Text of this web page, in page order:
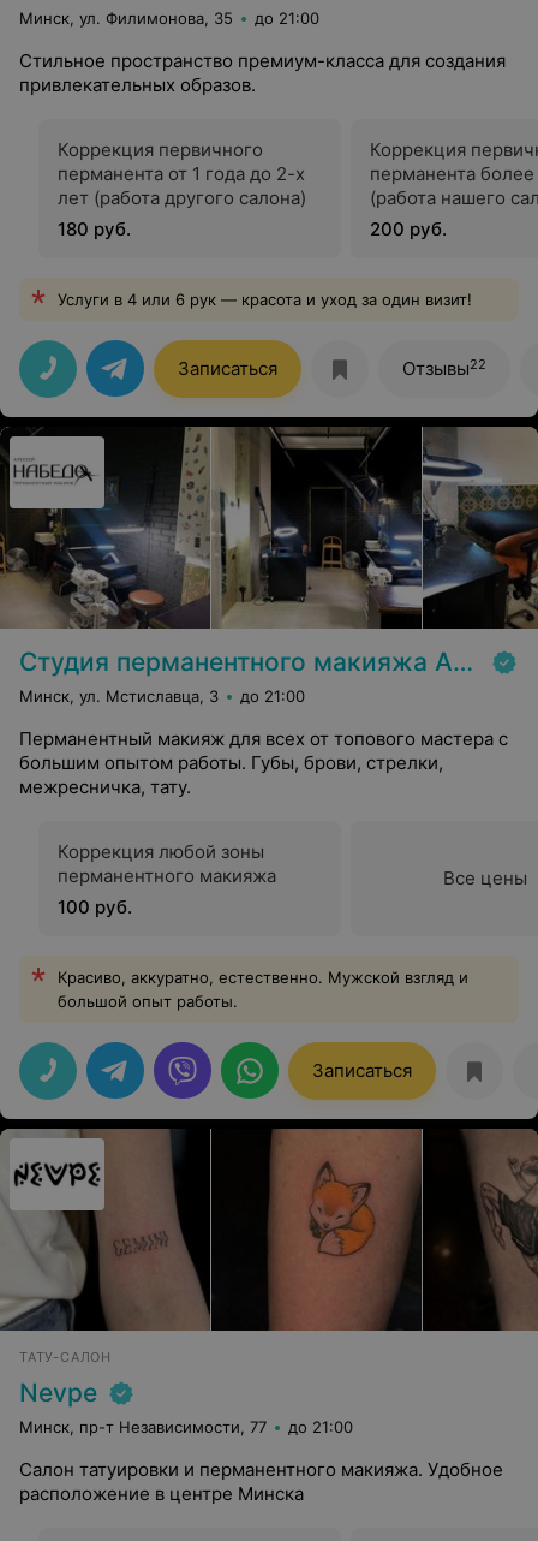
Минск, ул. Филимонова, 35 до 21:00
Стильное пространство премиум-класса для создания
привлекательных образов.
Коррекция первичного
перманента от 1 года до 2-х
лет (работа другого салона)
180 руб.
Коррекция
перманента
(работа нашего
200 руб.
Услуги в 4 или 6 рук — красота и уход за один визит!
Записаться Отзывы22
Студия перманентного макияжа Алексея Набедо
Минск, ул. Мстиславца, 3 до 21:00
Перманентный макияж для всех от топового мастера с
большим опытом работы. Губы, брови, стрелки,
межресничка, тату.
Коррекция любой зоны
перманентного макияжа
100 руб.
Все цены
Красиво, аккуратно, естественно. Мужской взгляд и
большой опыт работы.
Записаться
ТАТУ-САЛОН
Nevpe
Минск, пр-т Независимости, 77 до 21:00
Салон татуировки и перманентного макияжа. Удобное
расположение в центре Минска